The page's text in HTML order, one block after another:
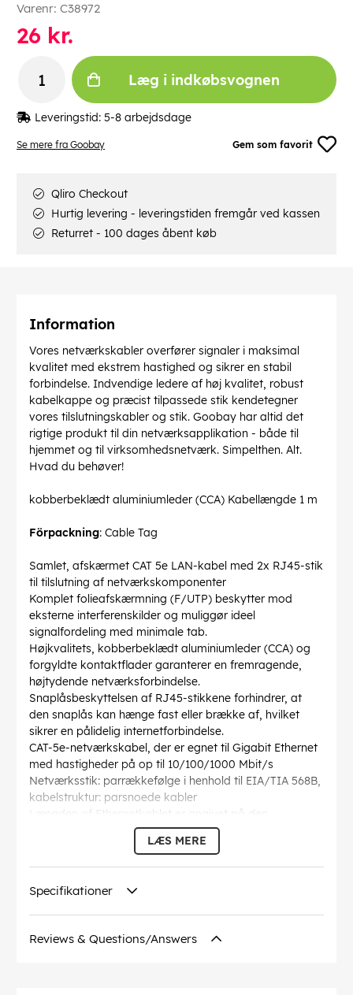
Se mere fra Goobay Gem som favorit
Varenr: C38972
26 kr.
Læg i indkøbsvognen
Leveringstid: 5-8 arbejdsdage
Qliro Checkout
Hurtig levering - leveringstiden fremgår ved kassen
Returret - 100 dages åbent køb
Information
Vores netværkskabler overfører signaler i maksimal
kvalitet med ekstrem hastighed og sikrer en stabil
forbindelse. Indvendige ledere af høj kvalitet, robust
kabelkappe og præcist tilpassede stik kendetegner
vores tilslutningskabler og stik. Goobay har altid det
rigtige produkt til din netværksapplikation - både til
hjemmet og til virksomhedsnetværk. Simpelthen. Alt.
Hvad du behøver!
kobberbeklædt aluminiumleder (CCA) Kabellængde 1 m
Förpackning: Cable Tag
Samlet, afskærmet CAT 5e LAN-kabel med 2x RJ45-stik
til tilslutning af netværkskomponenter
Komplet folieafskærmning (F/UTP) beskytter mod
eksterne interferenskilder og muliggør ideel
signalfordeling med minimale tab.
Højkvalitets, kobberbeklædt aluminiumleder (CCA) og
forgyldte kontaktflader garanterer en fremragende,
højtydende netværksforbindelse.
Snaplåsbeskyttelsen af RJ45-stikkene forhindrer, at
den snaplås kan hænge fast eller brække af, hvilket
sikrer en pålidelig internetforbindelse.
CAT-5e-netværkskabel, der er egnet til Gigabit Ethernet
med hastigheder på op til 10/100/1000 Mbit/s
Netværksstik: parrækkefølge i henhold til EIA/TIA 568B,
kabelstruktur: parsnoede kabler
Længden af Ethernetkablet er angivet på den
overstøbte, slanke bøjningsbeskyttelsesmuffe på det
AWG: 26/7 (stranded)
Specifikation: CAT 5e
Kabelkappen diameter: 5.5 mm
Numre af skærm: 1 x
LÆS MERE
Specifikationer
Reviews & Questions/Answers